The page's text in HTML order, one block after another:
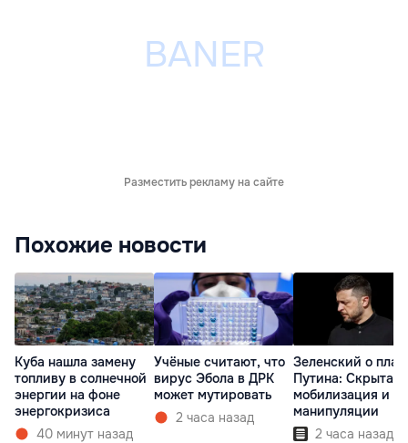
Разместить рекламу на сайте
Похожие новости
Куба нашла замену
топливу в солнечной
энергии на фоне
энергокризиса
40 минут назад
Учёные считают, что
вирус Эбола в ДРК
может мутировать
2 часа назад
Зеленский о
Путина: Скрытая
мобилизация и
манипуляции
2 часа назад